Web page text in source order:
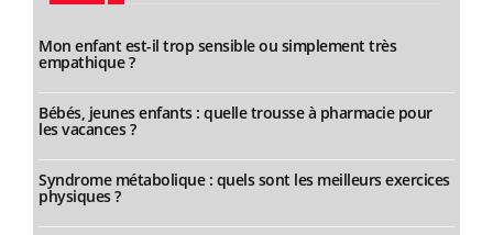
Mon enfant est-il trop sensible ou simplement très
empathique ?
Bébés, jeunes enfants : quelle trousse à pharmacie pour
les vacances ?
Syndrome métabolique : quels sont les meilleurs exercices
physiques ?